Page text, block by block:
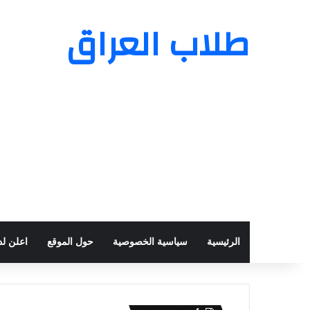
طلاب العراق
الرئيسية سياسية الخصوصية حول الموقع اعلن